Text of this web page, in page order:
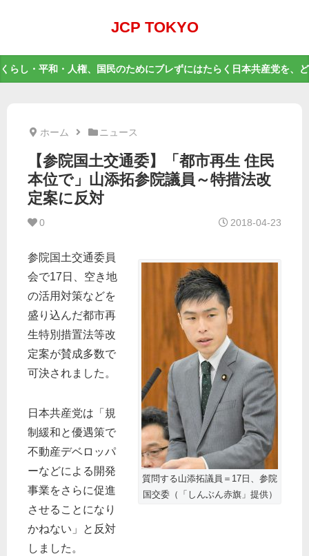
JCP TOKYO
くらし・平和・人権、国民のためにブレずにはたらく日本共産党を、
ホーム ニュース
【参院国土交通委】「都市再生 住民
本位で」山添拓参院議員～特措法改
定案に反対
0 2018-04-23
質問する山添拓議員＝17日、参院
国交委（「しんぶん赤旗」提供）
参院国土交通委員
会で17日、空き地
の活用対策などを
盛り込んだ都市再
生特別措置法等改
定案が賛成多数で
可決されました。
日本共産党は「規
制緩和と優遇策で
不動産デベロッパ
ーなどによる開発
事業をさらに促進
させることになり
かねない」と反対
しました。